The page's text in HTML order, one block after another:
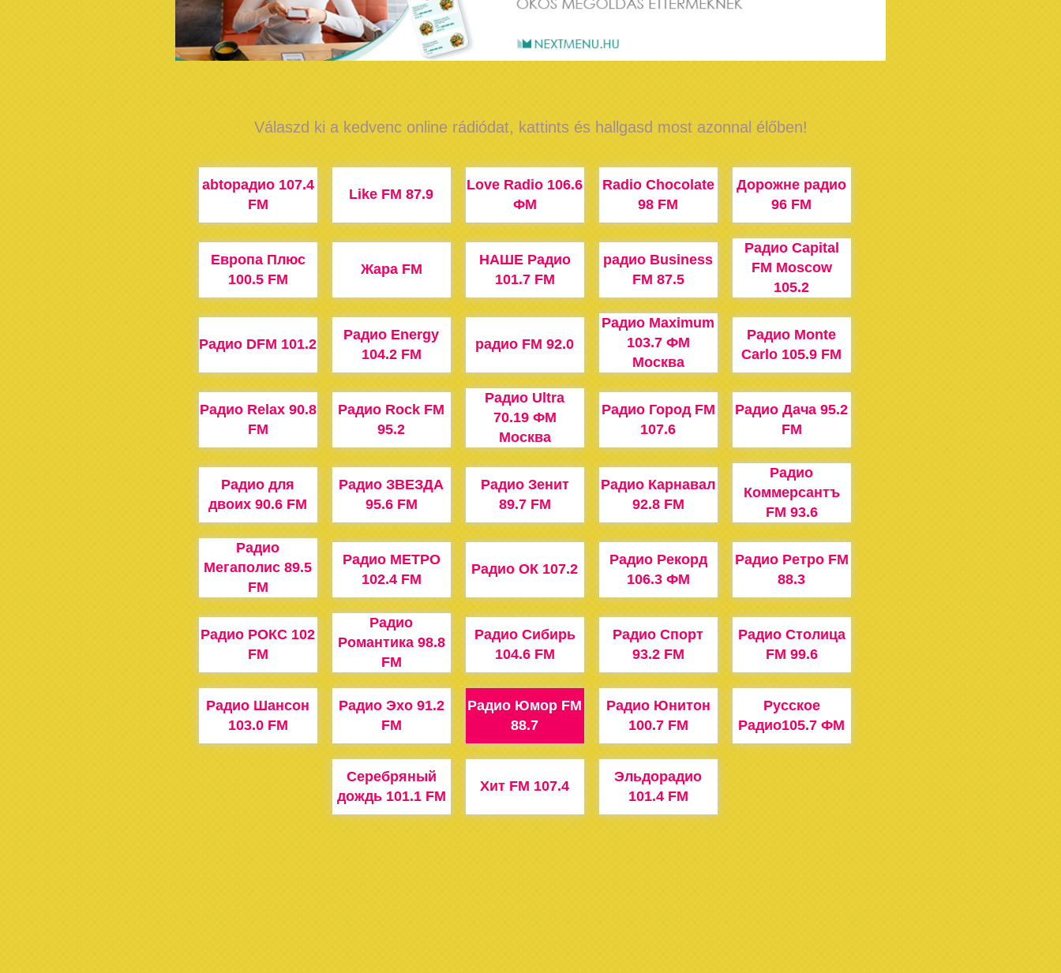
Válaszd ki a kedvenc online rádiódat, kattints és hallgasd most azonnal élőben!
abtoрадио 107.4
FM
Like FM 87.9
Love Radio 106.6
ФМ
Radio Chocolate
98 FM
Дорожне радио
96 FM
Европа Плюс
100.5 FM
Жара FM
НАШЕ Радио
101.7 FM
радио Business
FM 87.5
Радио Capital
FM Moscow
105.2
Радио DFM 101.2
Радио Energy
104.2 FM
радио FM 92.0
Радио Maximum
103.7 ФМ
Москва
Радио Monte
Carlo 105.9 FM
Радио Relax 90.8
FM
Радио Rock FM
95.2
Радио Ultra
70.19 ФМ
Москва
Радио Город FM
107.6
Радио Дача 95.2
FM
Радио для
двоих 90.6 FM
Радио ЗВЕЗДА
95.6 FM
Радио Зенит
89.7 FM
Радио Карнавал
92.8 FM
Радио
Коммерсантъ
FM 93.6
Радио
Мегаполис 89.5
FM
Радио МЕТРО
102.4 FM
Радио ОК 107.2
Радио Рекорд
106.3 ФМ
Радио Ретро FM
88.3
Радио РОКС 102
FM
Радио
Романтика 98.8
FM
Радио Сибирь
104.6 FM
Радио Спорт
93.2 FM
Радио Столица
FM 99.6
Радио Шансон
103.0 FM
Радио Эхо 91.2
FM
Радио Юмор FM
88.7
Радио Юнитон
100.7 FM
Русское
Радио105.7 ФМ
Серебряный
дождь 101.1 FM
Хит FM 107.4
Эльдорадио
101.4 FM